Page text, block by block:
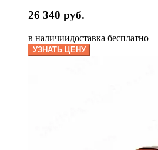
26 340 руб.
в наличиидоставка бесплатно
УЗНАТЬ ЦЕНУ